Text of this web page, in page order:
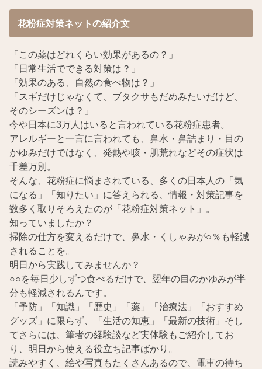
花粉症対策ネットの紹介文
「この薬はどれくらい効果があるの？」
「日常生活でできる対策は？」
「効果のある、自然の食べ物は？」
「スギだけじゃなくて、ブタクサもだめみたいだけど、
そのシーズンは？」
今や日本に3万人はいると言われている花粉症患者。
アレルギーと一言に言われても、鼻水・鼻詰まり・目の
かゆみだけではなく、発熱や咳・肌荒れなどその症状は
千差万別。
そんな、花粉症に悩まされている、多くの日本人の「気
になる」「知りたい」に答えられる、情報・対策記事を
数多く取りそろえたのが「花粉症対策ネット」。
知っていましたか？
掃除の仕方を変えるだけで、鼻水・くしゃみが○％も軽減
されることを。
明日から実践してみませんか？
○○を毎日少しずつ食べるだけで、翌年の目のかゆみが半
分も軽減されるんです。
「予防」「知識」「歴史」「薬」「治療法」「おすすめ
グッズ」に限らず、「生活の知恵」「最新の技術」そし
てさらには、筆者の経験談など実体験もご紹介してお
り、明日から使える役立ち記事ばかり。
読みやすく、絵や写真もたくさんあるので、電車の待ち